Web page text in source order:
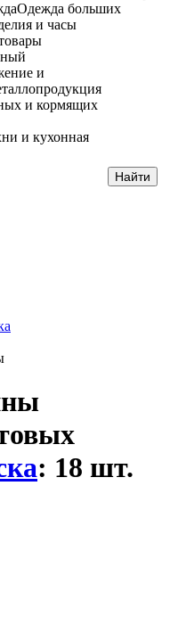
Одежда больших
и часы
и
и кормящих
и кухонная
: 18 шт.